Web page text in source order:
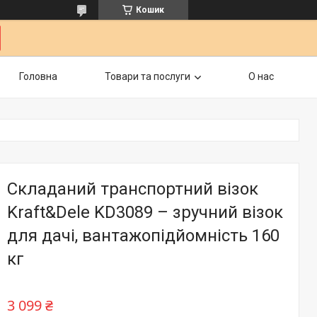
Кошик
Головна Товари та послуги О нас
Складаний транспортний візок
Kraft&Dele KD3089 – зручний візок
для дачі, вантажопідйомність 160
кг
3 099 ₴